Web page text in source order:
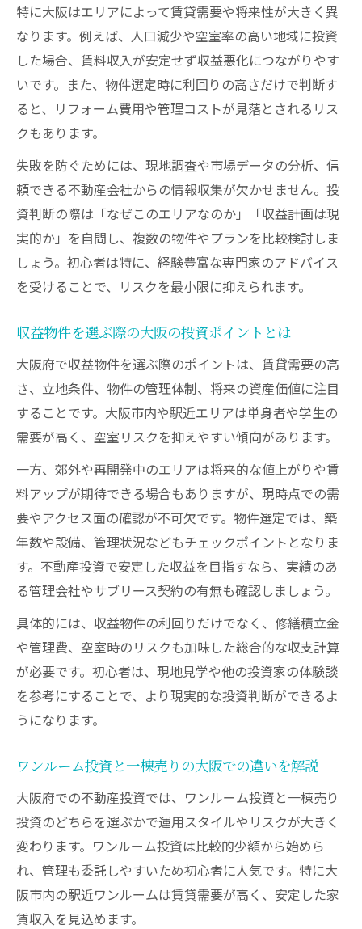
自己資金と融資額のバランスを不動産投資
で考える
大阪で不動産投資初心者が注意すべき費用
頭金比率と返済計画を立てて不動産投資を
収益重視なら大阪のエリア選定が鍵
不動産投資で収益性が高い大阪エリアの特
徴
大阪で注目される投資用マンションエリア
の選び方
のコツ
不動産投資のエリア比較で収益アップを目
指す方法
大阪の一棟物件とワンルーム投資の収益差
に注目
ワンルーム投資や一棟物件の比較ポイント解説
不動産投資で比較すべきワンルームと一棟
物件の特徴
大阪で選ぶワンルーム投資のメリットと注
意点
一棟売り物件投資の大阪での収益性を検証
ワンルーム投資と一棟物件のリスク比較ポ
イント
大阪の不動産投資で物件選定に迷わないた
めに
会社選びで差が出る大阪府の不動産投資事情
準
不動産投資で信頼できる大阪の会社とは何
か
大阪府で評判の良い投資用不動産会社の特
徴
サポート体制が充実した不動産投資会社の
特に大阪はエリアによって賃貸需要や将来性が大きく異
なります。例えば、人口減少や空室率の高い地域に投資
した場合、賃料収入が安定せず収益悪化につながりやす
いです。また、物件選定時に利回りの高さだけで判断す
ると、リフォーム費用や管理コストが見落とされるリス
クもあります。
失敗を防ぐためには、現地調査や市場データの分析、信
頼できる不動産会社からの情報収集が欠かせません。投
資判断の際は「なぜこのエリアなのか」「収益計画は現
実的か」を自問し、複数の物件やプランを比較検討しま
しょう。初心者は特に、経験豊富な専門家のアドバイス
を受けることで、リスクを最小限に抑えられます。
収益物件を選ぶ際の大阪の投資ポイントとは
大阪府で収益物件を選ぶ際のポイントは、賃貸需要の高
さ、立地条件、物件の管理体制、将来の資産価値に注目
することです。大阪市内や駅近エリアは単身者や学生の
需要が高く、空室リスクを抑えやすい傾向があります。
一方、郊外や再開発中のエリアは将来的な値上がりや賃
料アップが期待できる場合もありますが、現時点での需
要やアクセス面の確認が不可欠です。物件選定では、築
年数や設備、管理状況などもチェックポイントとなりま
す。不動産投資で安定した収益を目指すなら、実績のあ
る管理会社やサブリース契約の有無も確認しましょう。
具体的には、収益物件の利回りだけでなく、修繕積立金
や管理費、空室時のリスクも加味した総合的な収支計算
が必要です。初心者は、現地見学や他の投資家の体験談
を参考にすることで、より現実的な投資判断ができるよ
うになります。
ワンルーム投資と一棟売りの大阪での違いを解説
大阪府での不動産投資では、ワンルーム投資と一棟売り
投資のどちらを選ぶかで運用スタイルやリスクが大きく
変わります。ワンルーム投資は比較的少額から始めら
れ、管理も委託しやすいため初心者に人気です。特に大
阪市内の駅近ワンルームは賃貸需要が高く、安定した家
賃収入を見込めます。